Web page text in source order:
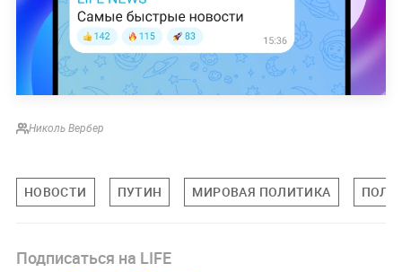
Николь Вербер
НОВОСТИ ПУТИН МИРОВАЯ ПОЛИТИКА
Подписаться на LIFE